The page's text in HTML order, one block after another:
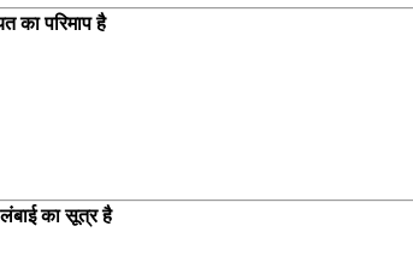
का परिमाप है
लंबाई का सूत्र है